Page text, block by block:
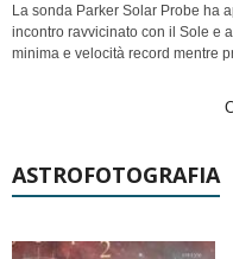
La sonda Parker Solar Probe ha
incontro ravvicinato con il Sole e
minima e velocità record mentre
ASTROFOTOGRAFIA